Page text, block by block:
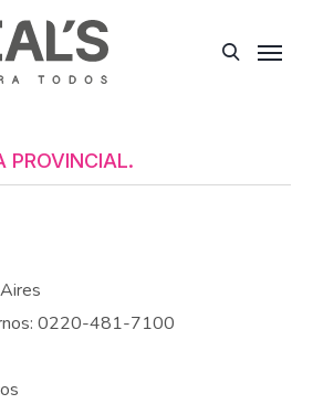
PROVINCIAL.
0220-481-7100